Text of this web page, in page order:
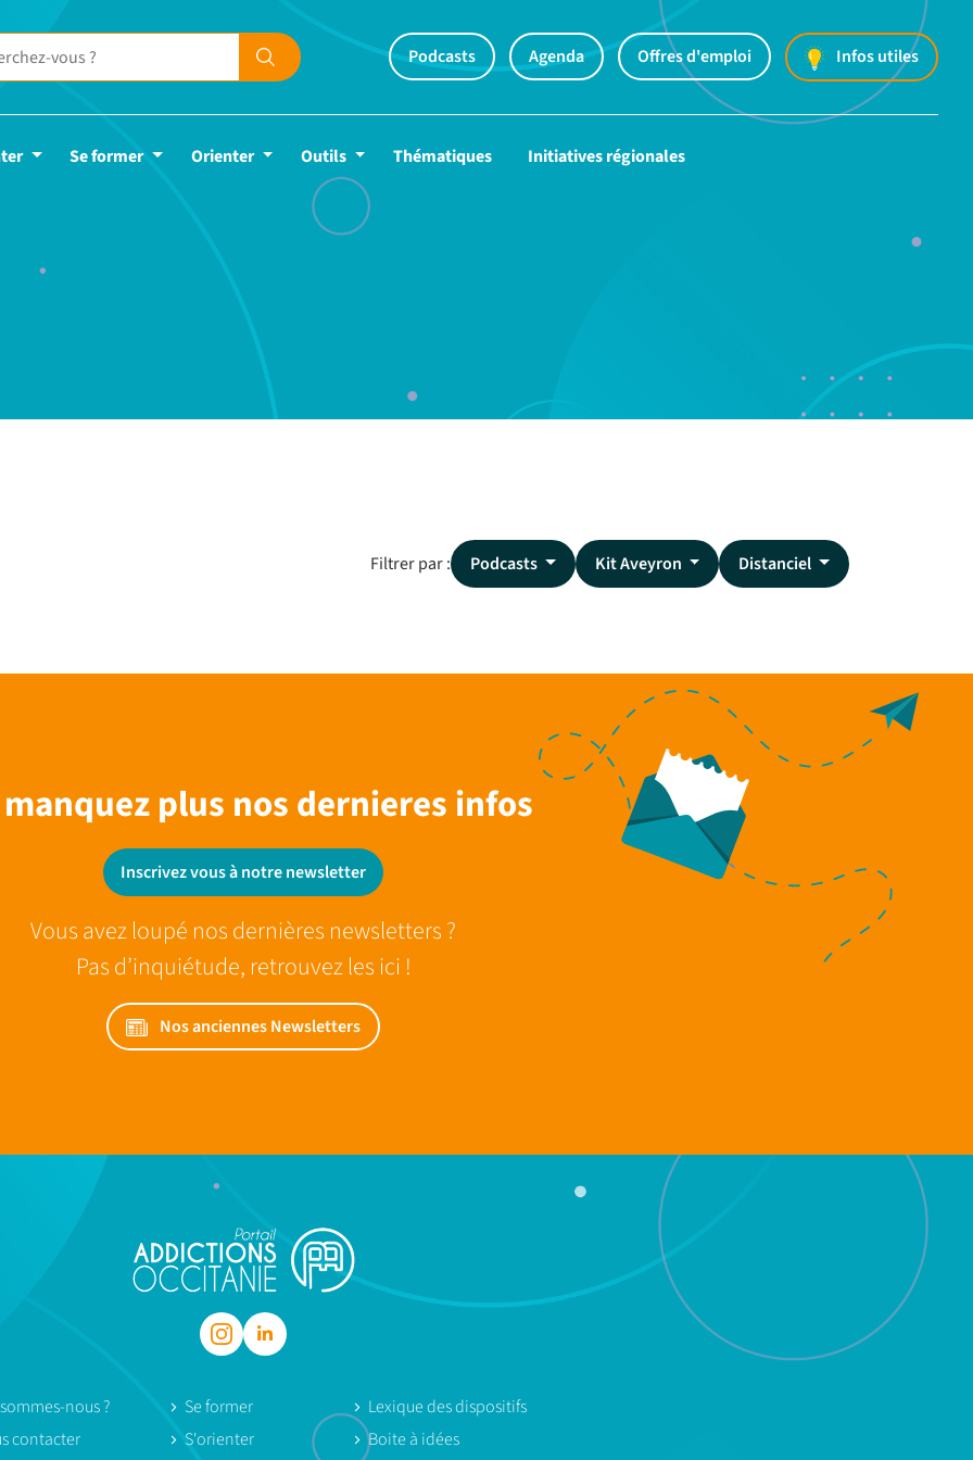
Podcasts Agenda Offres d'emploi Infos utiles
Se former Orienter Outils Thématiques Initiatives régionales
Filtrer par : Podcasts Kit Aveyron Distanciel
plus nos dernieres infos
Inscrivez vous à notre newsletter
Vous avez loupé nos dernières newsletters ?
Pas d’inquiétude, retrouvez les ici !
Nos anciennes Newsletters
nous ?
contacter
Se former
S'orienter
Lexique des dispositifs
Boite à idées